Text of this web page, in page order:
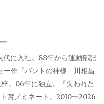
代に入社。88年から運動部記
ー作『バントの神様 川相昌
。06年に独立。『失われた
賞ノミネート。2010〜2026